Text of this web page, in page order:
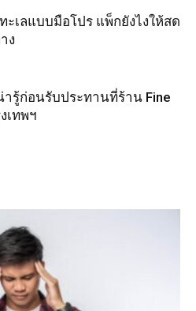
ะเลแบบมือโปร แพ็กยังไงให้สด
ง
ารู้ก่อนรับประทานที่ร้าน Fine
เทพฯ